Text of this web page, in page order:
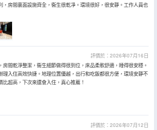
，房間裏面設施齊全，衞生很乾凈。環境很好，很安靜。工作人員也
評價於：2026年07月16日
房間乾淨整潔，衞生細節做得很到位，床品柔軟舒適，睡得很安穩。
理入住高效快捷。地理位置優越，出行和吃飯都很方便，環境安靜不
比超高，下次來還會入住，真心推薦！
評價於：2026年07月12日